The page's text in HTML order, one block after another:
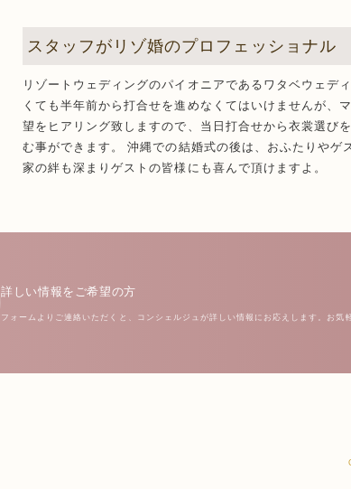
スタッフがリゾ婚のプロフェッショナル
リゾートウェディングのパイオニアであるワタベウェデ
くても半年前から打合せを進めなくてはいけませんが、
望をヒアリング致しますので、当日打合せから衣裳選び
む事ができます。 沖縄での結婚式の後は、おふたりや
家の絆も深まりゲストの皆様にも喜んで頂けますよ。
詳しい情報をご希望の方
フォームよりご連絡いただくと、コンシェルジュが詳しい情報にお応えします。お気